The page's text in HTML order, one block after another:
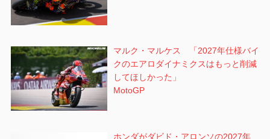
マルク・マルケス 「2027年仕様バイ
クのエアロダイナミクスはもっと削減
してほしかった」
MotoGP
ホンダがダビド・アロンソの2027年